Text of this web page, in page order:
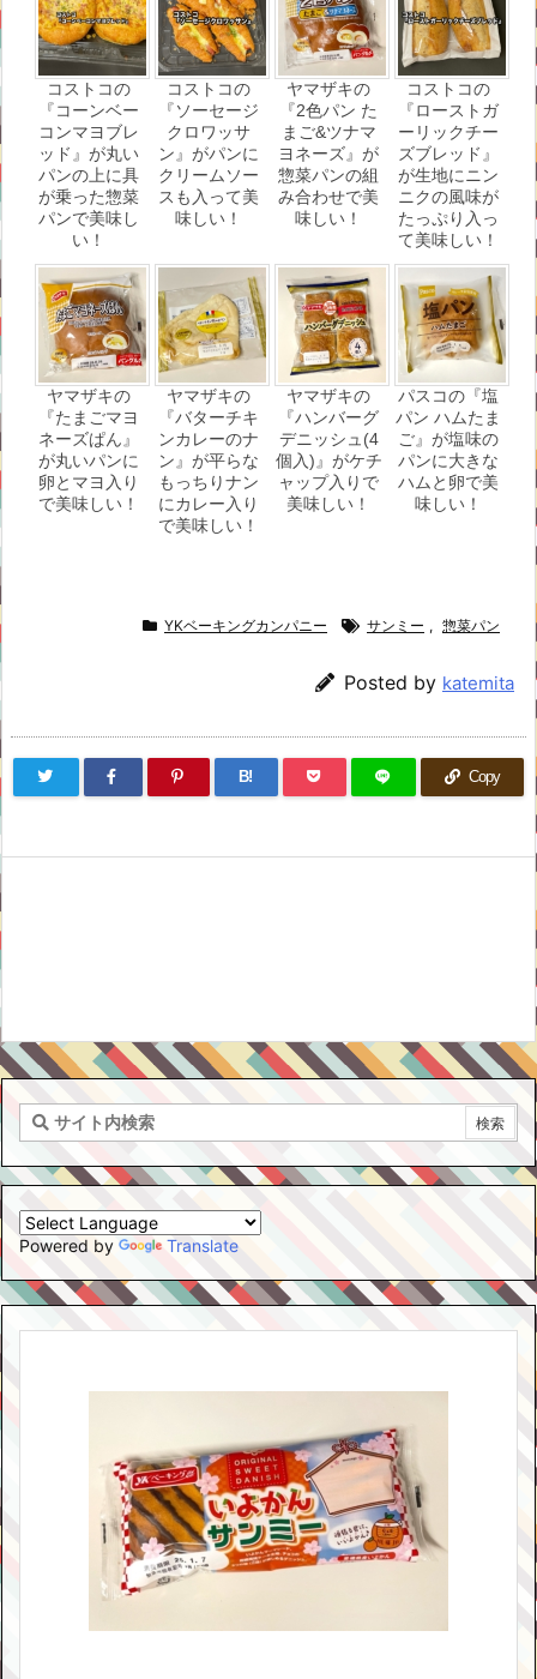
コストコの
『コーンベー
コンマヨブレ
ッド』が丸い
パンの上に具
が乗った惣菜
パンで美味し
い！
コストコの
『ソーセージ
クロワッサ
ン』がパンに
クリームソー
スも入って美
味しい！
ヤマザキの
『2色パン た
まご&ツナマ
ヨネーズ』が
惣菜パンの組
み合わせで美
味しい！
コストコの
『ローストガ
ーリックチー
ズブレッド』
が生地にニン
ニクの風味が
たっぷり入っ
て美味しい！
ヤマザキの
『たまごマヨ
ネーズぱん』
が丸いパンに
卵とマヨ入り
で美味しい！
ヤマザキの
『バターチキ
ンカレーのナ
ン』が平らな
もっちりナン
にカレー入り
で美味しい！
ヤマザキの
『ハンバーグ
デニッシュ(4
個入)』がケチ
ャップ入りで
美味しい！
パスコの『塩
パン ハムたま
ご』が塩味の
パンに大きな
ハムと卵で美
味しい！
YKベーキングカンパニー サンミー , 惣菜パン
Posted by katemita
B! Copy
Powered by Translate